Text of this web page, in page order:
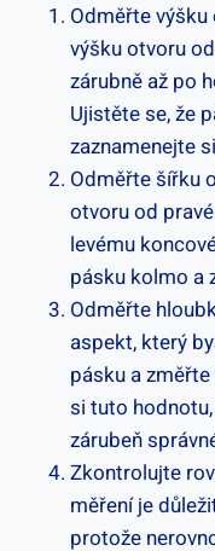
Odměřte
výšku otvoru
zárubně až po
Ujistěte se, že
zaznamenejte
Odměřte šířku
otvoru od
levému
pásku kolmo a
Odměřte
aspekt, který
pásku a
si tuto
zárubeň
Zkontrolujte
měření je
protože